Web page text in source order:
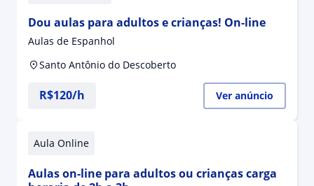
Dou aulas para adultos e crianças! On-line
Aulas de Espanhol
Santo Antônio do Descoberto
R$120/h Ver anúncio
Aula Online
Aulas on-line para adultos ou crianças carga